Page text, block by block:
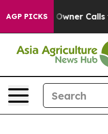
AGP PICKS
Owner Calls the